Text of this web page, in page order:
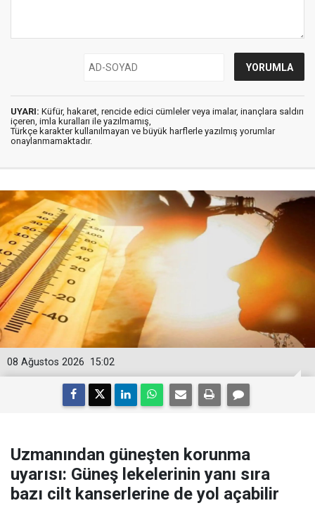
UYARI: Küfür, hakaret, rencide edici cümleler veya imalar, inançlara saldırı
içeren, imla kuralları ile yazılmamış,
Türkçe karakter kullanılmayan ve büyük harflerle yazılmış yorumlar
onaylanmamaktadır.
15:02
08 Ağustos 2026
Uzmanından güneşten korunma
uyarısı: Güneş lekelerinin yanı sıra
bazı cilt kanserlerine de yol açabilir